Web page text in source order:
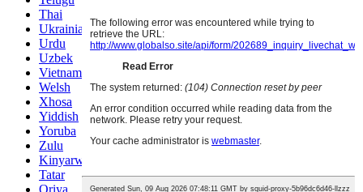
Thai
Ukrainian
Urdu
Uzbek
Vietnamese
Welsh
Xhosa
Yiddish
Yoruba
Zulu
Kinyarwanda
Tatar
Oriya